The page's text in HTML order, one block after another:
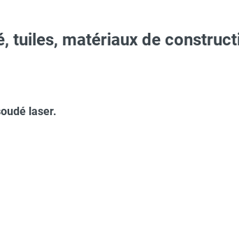
tuiles, matériaux de
laser.